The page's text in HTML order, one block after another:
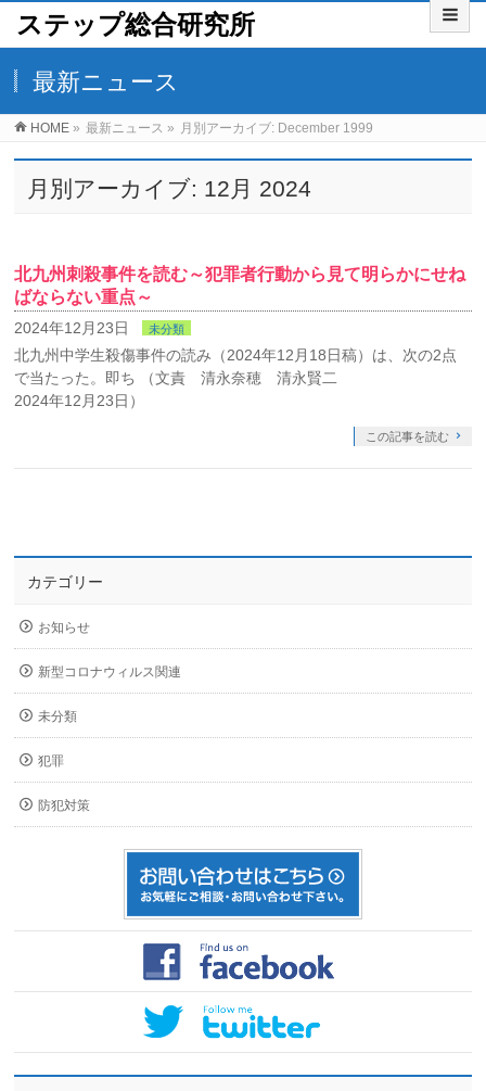
ステップ総合研究所
最新ニュース
HOME » 最新ニュース » 月別アーカイブ: December 1999
月別アーカイブ: 12月 2024
北九州刺殺事件を読む～犯罪者行動から見て明らかにせね
ばならない重点～
2024年12月23日 未分類
北九州中学生殺傷事件の読み（2024年12月18日稿）は、次の2点
で当たった。即ち （文責 清永奈穂 清永賢二
2024年12月23日）
この記事を読む
カテゴリー
お知らせ
新型コロナウィルス関連
未分類
犯罪
防犯対策